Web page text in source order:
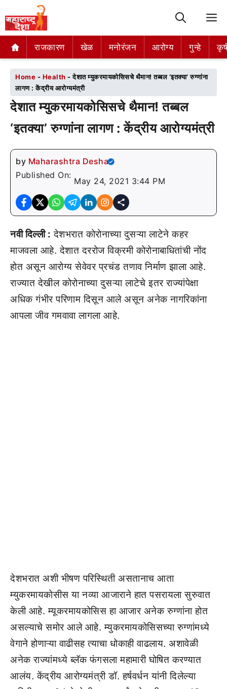
राजकारण खेळ मनोरंजन आरोग्य गुन्हे
राजकारण खेळ मनोरंजन आरोग्य गुन्हे
Home - Health -देशात म्युकरमायकोसिसचे थैमान! तब्बल ‘इतक्या’ रुग्णांना
लागण : केंद्रीय आरोग्यमंत्री
देशात म्युकरमायकोसिसचे थैमान! तब्बल
‘इतक्या’ रुग्णांना लागण : केंद्रीय आरोग्यमंत्री
by Maharashtra Desha
Published On:
May 24, 2021 3:44 PM
नवी दिल्ली : देशभरात कोरोनाच्या दुसऱ्या लाटेने कहर
माजवला आहे. देशात दररोज विक्रमी कोरोनाबाधितांची नोंद
होत असून आरोग्य सेवेवर प्रचंड तणाव निर्माण झाला आहे.
राज्यात देखील कोरोनाच्या दुसऱ्या लाटेचे इतर राज्यांपेक्षा
अधिक गंभीर परिणाम दिसून आले असून अनेक नागरिकांना
आपला जीव गमवावा लागला आहे.
देशभरात अशी भीषण परिस्थिती असतानाच आता
म्युकरमायकोसीस या नव्या आजाराने हात पसरायला सुरुवात
केली आहे. म्यूकरमायकोसिस हा आजार अनेक रुग्णांना होत
असल्याचे समोर आले आहे. म्युकरमायकोसिसच्या रुग्णांमध्ये
वेगाने होणाऱ्या वाढीसह त्याचा धोकाही वाढलाय. अशावेळी
अनेक राज्यांमध्ये ब्लॅक फंगसला महामारी घोषित करण्यात
आलंय. केंद्रीय आरोग्यमंत्री डॉ. हर्षवर्धन यांनी दिलेल्या